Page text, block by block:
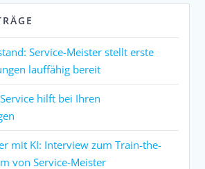
Service-Meister stellt erste
lauffähig bereit
hilft bei Ihren
mit KI: Interview zum Train-the-
von Service-Meister